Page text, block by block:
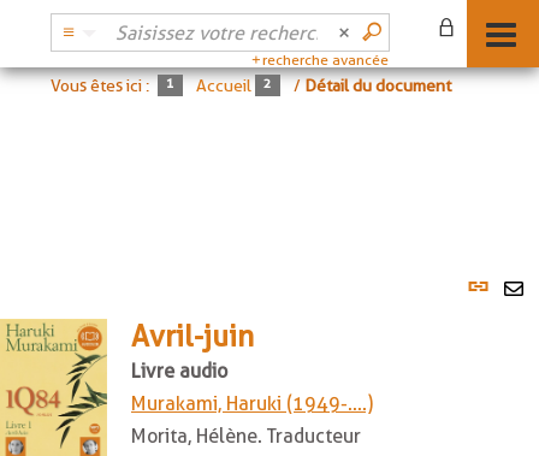
recherche avancée
Vous êtes ici : Accueil /Détail du document
Lien
Avril-juin
Livre audio
Murakami, Haruki (1949-....)
Morita, Hélène. Traducteur